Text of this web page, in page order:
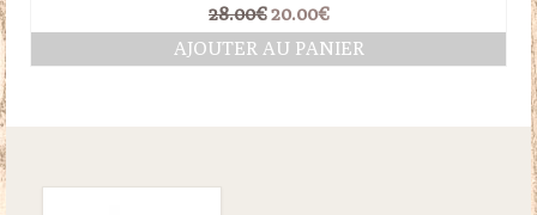
28.00€ Le
prix
initial
20.00€Le
prix
actuel
AJOUTER AU PANIER